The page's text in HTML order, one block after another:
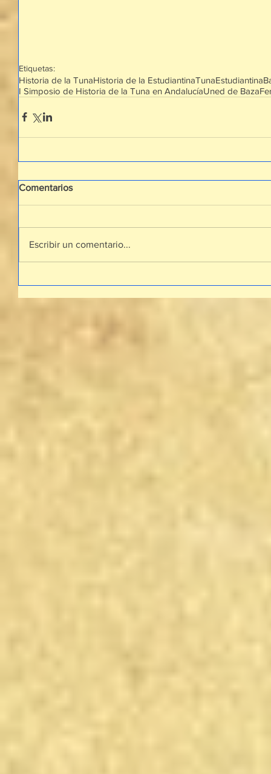
Etiquetas:
Historia de la TunaHistoria de la EstudiantinaTunaEstudiantina
I Simposio de Historia de la Tuna en AndalucíaUned de Baza
Comentarios
Escribir un comentario...